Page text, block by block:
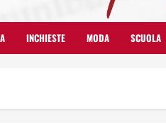
INCHIESTE MODA SCUOLA